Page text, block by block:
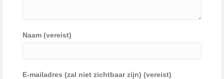
Naam (vereist)
E-mailadres (zal niet zichtbaar zijn) (vereist)